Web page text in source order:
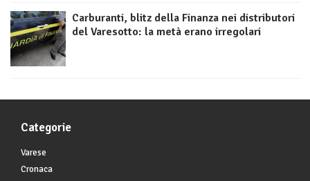
Carburanti, blitz della Finanza nei distributori
del Varesotto: la metà erano irregolari
Categorie
Varese
Cronaca